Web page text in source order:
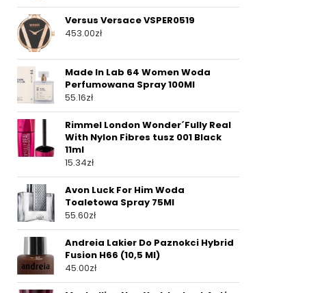
Versus Versace VSPER0519
453.00zł
Made In Lab 64 Women Woda
Perfumowana Spray 100Ml
55.16zł
Rimmel London Wonder´Fully Real
With Nylon Fibres tusz 001 Black
11ml
15.34zł
Avon Luck For Him Woda
Toaletowa Spray 75Ml
55.60zł
Andreia Lakier Do Paznokci Hybrid
Fusion H66 (10,5 Ml)
45.00zł